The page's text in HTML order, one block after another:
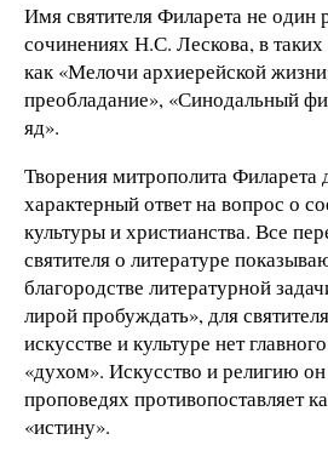
Имя святителя Филарета не один
сочинениях Н.С. Лескова, в
как «Мелочи архиерейской
преобладание», «Синодальный
яд».
Творения митрополита Филарета
характерный ответ на вопрос о
культуры и христианства. Все
святителя о литературе
благородстве литературной
лирой пробуждать», для
искусстве и культуре нет
«духом». Искусство и религию
проповедях противопоставляет
«истину».